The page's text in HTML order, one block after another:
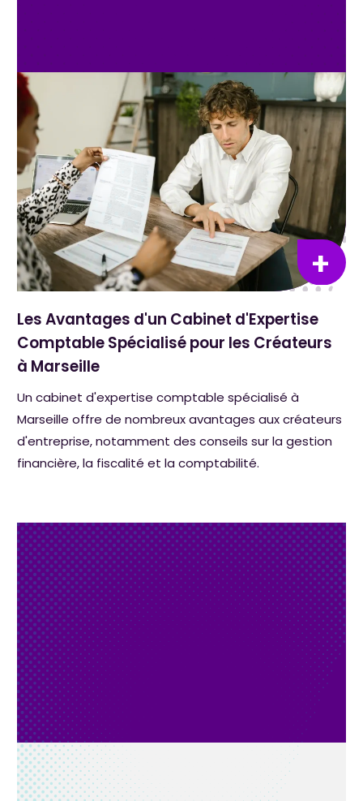
Les Avantages d'un Cabinet d'Expertise
Comptable Spécialisé pour les Créateurs
à Marseille
Un cabinet d'expertise comptable spécialisé à
Marseille offre de nombreux avantages aux créateurs
d'entreprise, notamment des conseils sur la gestion
financière, la fiscalité et la comptabilité.